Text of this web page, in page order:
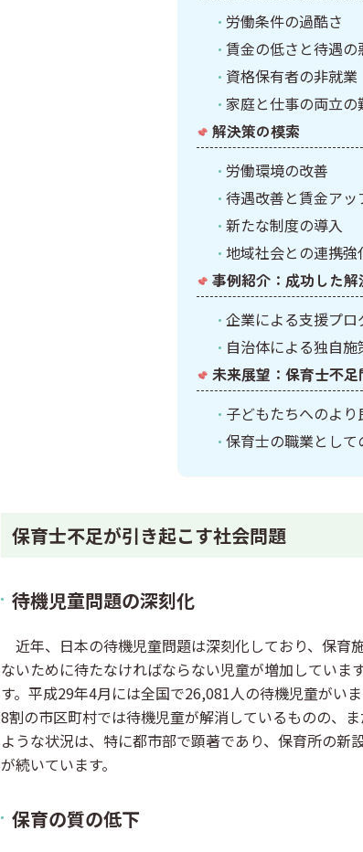
労働条件の過酷さ
賃金の低さと待遇の
資格保有者の非就業
家庭と仕事の両立の
解決策の模索
労働環境の改善
待遇改善と賃金アッ
新たな制度の導入
地域社会との連携強
事例紹介：成功した解
企業による支援プロ
自治体による独自施
未来展望：保育士不
子どもたちへのよ
保育士の職業として
保育士不足が引き起こす社会問題
待機児童問題の深刻化
近年、日本の待機児童問題は深刻化しており、保育
ないために待たなければならない児童が増加していま
す。平成29年4月には全国で26,081人の待機児童がい
8割の市区町村では待機児童が解消しているものの、
ような状況は、特に都市部で顕著であり、保育所の
が続いています。
保育の質の低下